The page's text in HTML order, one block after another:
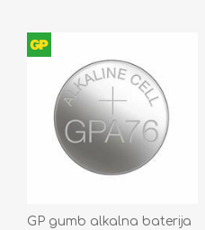
GP gumb alkalna baterija